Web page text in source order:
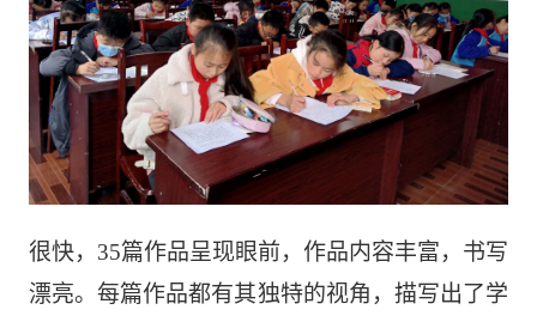
很快，35篇作品呈现眼前，作品内容丰富，书写
漂亮。每篇作品都有其独特的视角，描写出了学